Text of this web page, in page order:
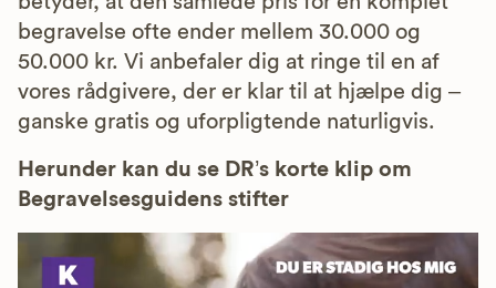
begravelse ofte ender mellem 30.000 og
50.000 kr. Vi anbefaler dig at ringe til en af
vores rådgivere, der er klar til at hjælpe dig –
ganske gratis og uforpligtende naturligvis.
Herunder kan du se DR’s korte klip om
Begravelsesguidens stifter